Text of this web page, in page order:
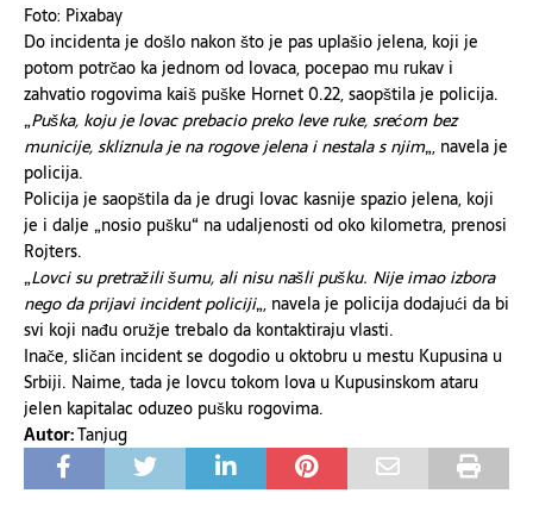
Foto: Pixabay
Do incidenta je došlo nakon što je pas uplašio jelena, koji je
potom potrčao ka jednom od lovaca, pocepao mu rukav i
zahvatio rogovima kaiš puške Hornet 0.22, saopštila je policija.
„Puška, koju je lovac prebacio preko leve ruke, srećom bez
municije, skliznula je na rogove jelena i nestala s njim„, navela je
policija.
Policija je saopštila da je drugi lovac kasnije spazio jelena, koji
je i dalje „nosio pušku“ na udaljenosti od oko kilometra, prenosi
Rojters.
„Lovci su pretražili šumu, ali nisu našli pušku. Nije imao izbora
nego da prijavi incident policiji„, navela je policija dodajući da bi
svi koji nađu oružje trebalo da kontaktiraju vlasti.
Inače, sličan incident se dogodio u oktobru u mestu Kupusina u
Srbiji. Naime, tada je lovcu tokom lova u Kupusinskom ataru
jelen kapitalac oduzeo pušku rogovima.
Autor:Tanjug